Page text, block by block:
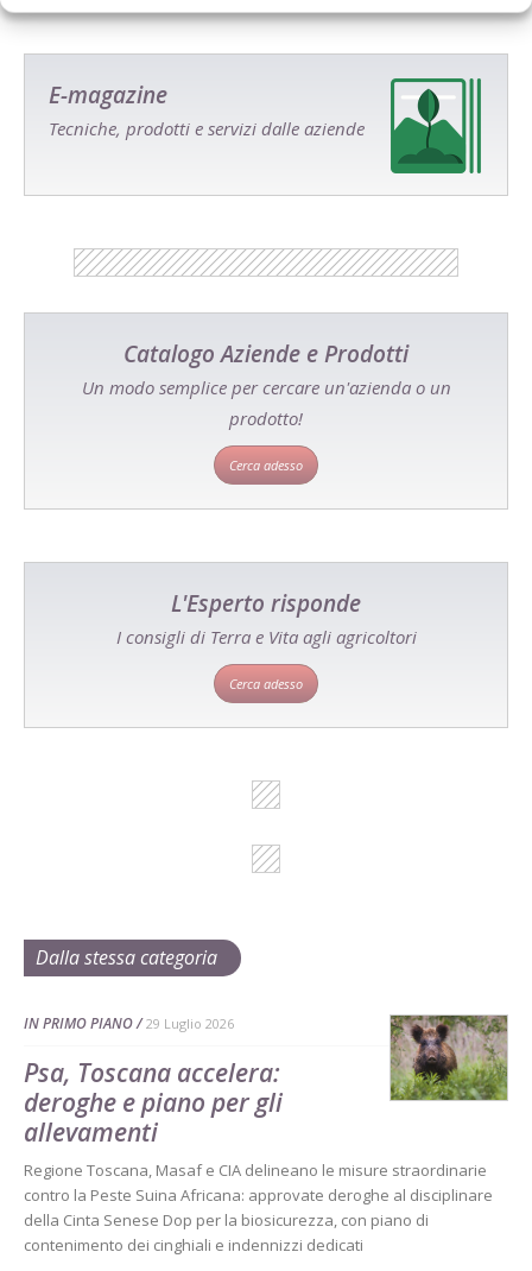
E-magazine
Tecniche, prodotti e servizi dalle aziende
Catalogo Aziende e Prodotti
Un modo semplice per cercare un'azienda o un
prodotto!
Cerca adesso
L'Esperto risponde
I consigli di Terra e Vita agli agricoltori
Cerca adesso
Dalla stessa categoria
IN PRIMO PIANO 29 Luglio 2026
Psa, Toscana accelera:
deroghe e piano per gli
allevamenti
Regione Toscana, Masaf e CIA delineano le misure straordinarie
contro la Peste Suina Africana: approvate deroghe al disciplinare
della Cinta Senese Dop per la biosicurezza, con piano di
contenimento dei cinghiali e indennizzi dedicati